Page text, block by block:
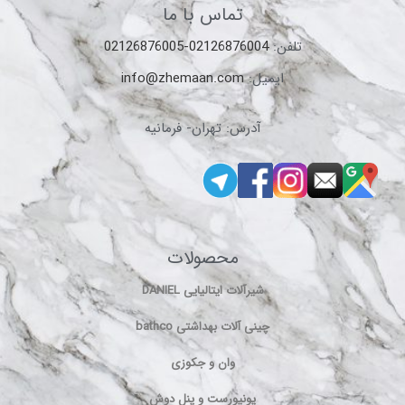
تماس با ما
تلفن:02126876004-02126876005
ایمیل:info@zhemaan.com
آدرس: تهران- فرمانیه
محصولات
شیرآلات ایتالیایی DANIEL
چینی آلات بهداشتی bathco
وان و جکوزی
یونیورست و پنل دوش